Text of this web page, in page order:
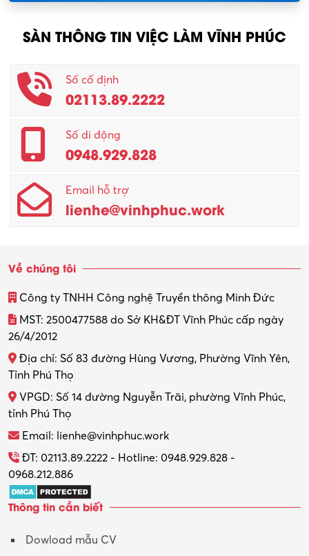
Nhân viên CSKH
Phục vụ khác
Promotion Girl (PG)
Quản lý – Giám đốc
Quản lý chất lượng – QC
Quản lý sản xuất
Quản trị kinh doanh
Thiết kế nội thất
Thợ máy – Ô tô – Xe máy
Thực tập
Tổ chức sự kiện – Quà tặng
Trợ lý
Tư vấn
Tư vấn – Kiến trúc
SÀN THÔNG TIN VIỆC LÀM VĨNH PHÚC
Số cố định
02113.89.2222
Số di động
0948.929.828
Email hỗ trợ
lienhe@vinhphuc.work
Về chúng tôi
Công ty TNHH Công nghệ Truyền thông Minh Đức
MST: 2500477588 do Sở KH&ĐT Vĩnh Phúc cấp ngày
26/4/2012
Địa chỉ: Số 83 đường Hùng Vương, Phường Vĩnh Yên,
Tỉnh Phú Thọ
VPGD: Số 14 đường Nguyễn Trãi, phường Vĩnh Phúc,
tỉnh Phú Thọ
Email: lienhe@vinhphuc.work
ĐT: 02113.89.2222 - Hotline: 0948.929.828 -
0968.212.886
Thông tin cần biết
Dowload mẫu CV